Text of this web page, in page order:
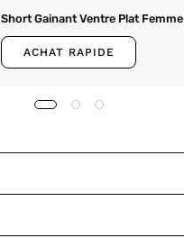
Short Gainant Ventre Plat Femme
ACHAT RAPIDE